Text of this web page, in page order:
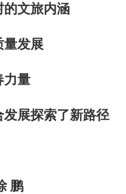
文旅内涵
量发展
力量
展探索了新路径
鹏